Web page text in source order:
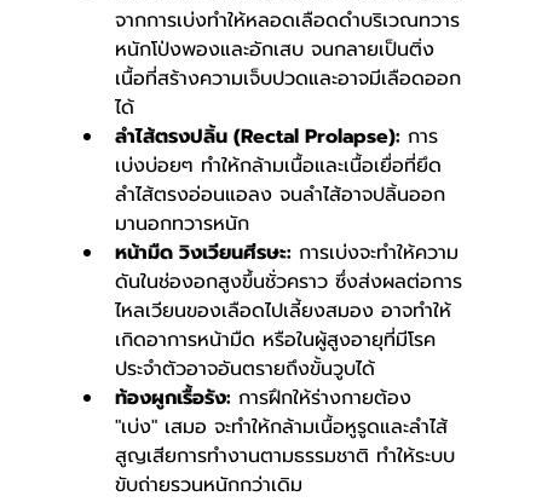
จากการเบ่งทำให้หลอดเลือดดำบริเวณทวาร
หนักโป่งพองและอักเสบ จนกลายเป็นติ่ง
เนื้อที่สร้างความเจ็บปวดและอาจมีเลือดออก
ได้
ลำไส้ตรงปลิ้น (Rectal Prolapse): การ
เบ่งบ่อยๆ ทำให้กล้ามเนื้อและเนื้อเยื่อที่ยึด
ลำไส้ตรงอ่อนแอลง จนลำไส้อาจปลิ้นออก
มานอกทวารหนัก
หน้ามืด วิงเวียนศีรษะ: การเบ่งจะทำให้ความ
ดันในช่องอกสูงขึ้นชั่วคราว ซึ่งส่งผลต่อการ
ไหลเวียนของเลือดไปเลี้ยงสมอง อาจทำให้
เกิดอาการหน้ามืด หรือในผู้สูงอายุที่มีโรค
ประจำตัวอาจอันตรายถึงขั้นวูบได้
ท้องผูกเรื้อรัง: การฝึกให้ร่างกายต้อง
"เบ่ง" เสมอ จะทำให้กล้ามเนื้อหูรูดและลำไส้
สูญเสียการทำงานตามธรรมชาติ ทำให้ระบบ
ขับถ่ายรวนหนักกว่าเดิม